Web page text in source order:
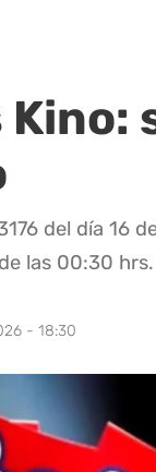
del día 16
las 00:30 hrs.
- 18:30